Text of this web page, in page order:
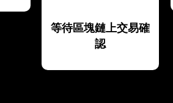
等待區塊鏈上交易確
認